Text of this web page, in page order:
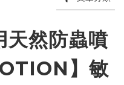
天然防蟲噴
】敏